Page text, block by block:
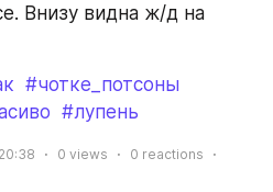
Внизу видна ж/д на
#чотке_потсоны
#лупень
0 views 0 reactions